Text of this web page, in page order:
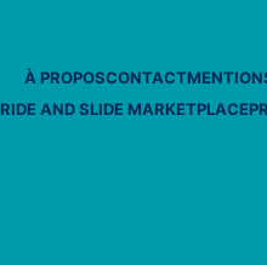
À PROPOSCONTACT
RIDE AND SLIDE MARKETPLACE